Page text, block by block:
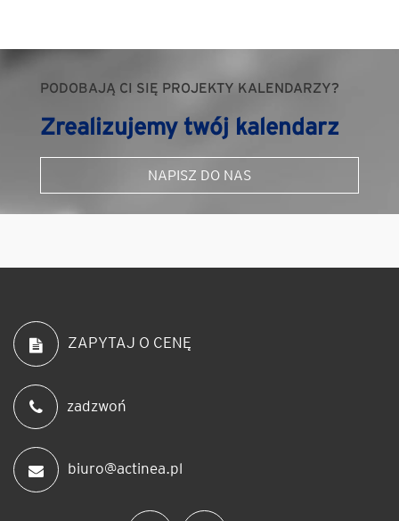
PODOBAJĄ CI SIĘ PROJEKTY KALENDARZY?
Zrealizujemy twój kalendarz
NAPISZ DO NAS
ZAPYTAJ O CENĘ
zadzwoń
biuro@actinea.pl